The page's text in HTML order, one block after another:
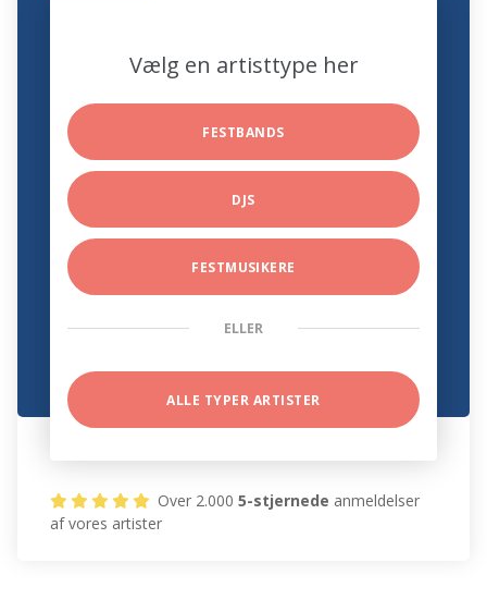
Vælg en artisttype her
FESTBANDS
DJS
FESTMUSIKERE
ELLER
ALLE TYPER ARTISTER
Over 2.0005-stjernede anmeldelser
af vores artister